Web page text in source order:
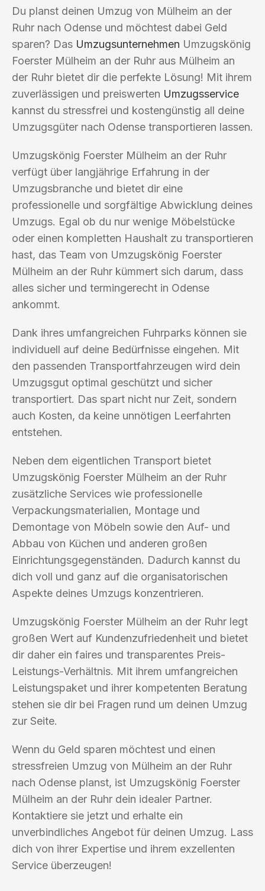
Du planst deinen Umzug von Mülheim an der
Ruhr nach Odense und möchtest dabei Geld
sparen? Das Umzugsunternehmen Umzugskönig
Foerster Mülheim an der Ruhr aus Mülheim an
der Ruhr bietet dir die perfekte Lösung! Mit ihrem
zuverlässigen und preiswerten Umzugsservice
kannst du stressfrei und kostengünstig all deine
Umzugsgüter nach Odense transportieren lassen.
Umzugskönig Foerster Mülheim an der Ruhr
verfügt über langjährige Erfahrung in der
Umzugsbranche und bietet dir eine
professionelle und sorgfältige Abwicklung deines
Umzugs. Egal ob du nur wenige Möbelstücke
oder einen kompletten Haushalt zu transportieren
hast, das Team von Umzugskönig Foerster
Mülheim an der Ruhr kümmert sich darum, dass
alles sicher und termingerecht in Odense
ankommt.
Dank ihres umfangreichen Fuhrparks können sie
individuell auf deine Bedürfnisse eingehen. Mit
den passenden Transportfahrzeugen wird dein
Umzugsgut optimal geschützt und sicher
transportiert. Das spart nicht nur Zeit, sondern
auch Kosten, da keine unnötigen Leerfahrten
entstehen.
Neben dem eigentlichen Transport bietet
Umzugskönig Foerster Mülheim an der Ruhr
zusätzliche Services wie professionelle
Verpackungsmaterialien, Montage und
Demontage von Möbeln sowie den Auf- und
Abbau von Küchen und anderen großen
Einrichtungsgegenständen. Dadurch kannst du
dich voll und ganz auf die organisatorischen
Aspekte deines Umzugs konzentrieren.
Umzugskönig Foerster Mülheim an der Ruhr legt
großen Wert auf Kundenzufriedenheit und bietet
dir daher ein faires und transparentes Preis-
Leistungs-Verhältnis. Mit ihrem umfangreichen
Leistungspaket und ihrer kompetenten Beratung
stehen sie dir bei Fragen rund um deinen Umzug
zur Seite.
Wenn du Geld sparen möchtest und einen
stressfreien Umzug von Mülheim an der Ruhr
nach Odense planst, ist Umzugskönig Foerster
Mülheim an der Ruhr dein idealer Partner.
Kontaktiere sie jetzt und erhalte ein
unverbindliches Angebot für deinen Umzug. Lass
dich von ihrer Expertise und ihrem exzellenten
Service überzeugen!